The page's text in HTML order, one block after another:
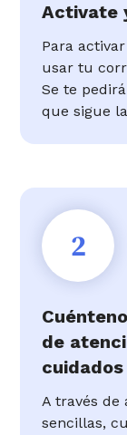
Activate
Para
usar tu
Se te
que sigue
2
de
cuidados
A través de
sencillas,